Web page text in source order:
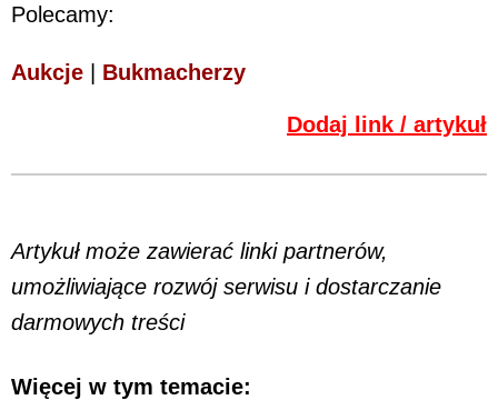
Polecamy:
Aukcje | Bukmacherzy
Dodaj link / artykuł
Artykuł może zawierać linki partnerów,
umożliwiające rozwój serwisu i dostarczanie
darmowych treści
Więcej w tym temacie: